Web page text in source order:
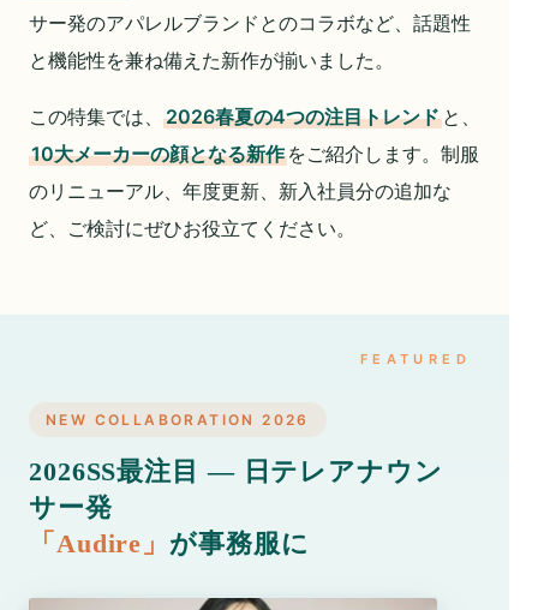
サー発のアパレルブランドとのコラボなど、話題性
と機能性を兼ね備えた新作が揃いました。
この特集では、 2026春夏の4つの注目トレンド と、
10大メーカーの顔となる新作 をご紹介します。制服
のリニューアル、年度更新、新入社員分の追加な
ど、ご検討にぜひお役立てください。
NEW COLLABORATION 2026
2026SS最注目 ― 日テレアナウン
サー発
「Audire」 が事務服に